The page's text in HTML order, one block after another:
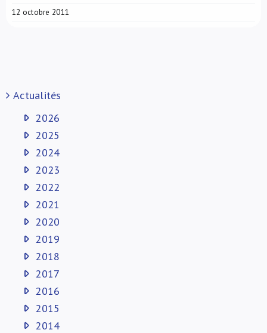
12 octobre 2011
Actualités
2026
2025
2024
2023
2022
2021
2020
2019
2018
2017
2016
2015
2014